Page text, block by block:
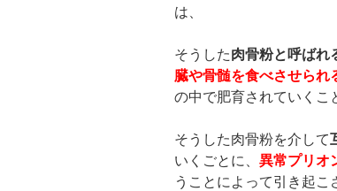
は、
そうした肉骨粉と呼ばれ
臓や骨髄を食べさせられ
の中で肥育されていくこ
そうした肉骨粉を介して
いくごとに、 異常プリオ
うことによって引き起